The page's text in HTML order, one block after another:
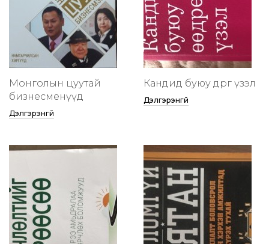
Монголын цуутай
бизнесменүүд
Дэлгэрэнгүй
Кандид буюу өөдрөг үзэл
Дэлгэрэнгүй